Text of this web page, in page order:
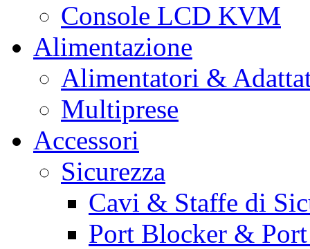
Console LCD KVM
Alimentazione
Alimentatori &
Multiprese
Accessori
Sicurezza
Cavi & Staffe di
Port Blocker &